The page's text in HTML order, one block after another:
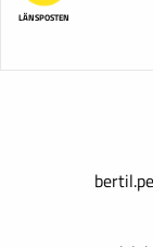
LÄNSPOSTEN